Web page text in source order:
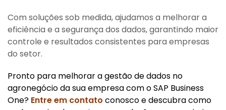
Com soluções sob medida, ajudamos a melhorar a
eficiência e a segurança dos dados, garantindo maior
controle e resultados consistentes para empresas
do setor.
Pronto para melhorar a gestão de dados no
agronegócio da sua empresa com o SAP Business
One? Entre em contato conosco e descubra como